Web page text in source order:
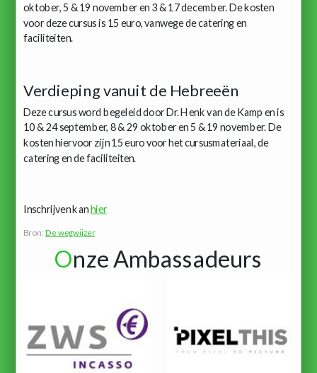
oktober, 5 & 19 november en 3 & 17 december. De kosten
voor deze cursus is 15 euro, vanwege de catering en
faciliteiten.
Verdieping vanuit de Hebreeën
Deze cursus word begeleid door Dr. Henk van de Kamp en is
10 & 24 september, 8 & 29 oktober en 5 & 19 november. De
kosten hiervoor zijn 15 euro voor het cursusmateriaal, de
catering en de faciliteiten.
Inschrijven kanhier
Bron: De wegwijzer
Onze Ambassadeurs